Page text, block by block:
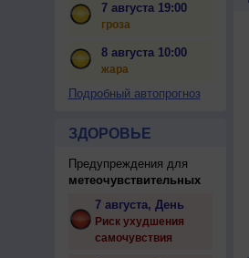
7 августа 19:00
гроза
8 августа 10:00
жара
Подробный автопрогноз
ЗДОРОВЬЕ
Предупреждения для
метеочувствительных
7 августа, День
Риск ухудшения
самочувствия